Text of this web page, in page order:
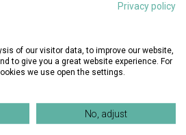
als Fremdsprache / Buch mit
Privacy policy
of our visitor data, to improve our website,
to give you a great website experience. For
we use open the settings.
No, adjust